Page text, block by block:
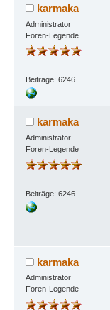
karmaka
Administrator
Foren-Legende
Beiträge: 6246
karmaka
Administrator
Foren-Legende
Beiträge: 6246
karmaka
Administrator
Foren-Legende